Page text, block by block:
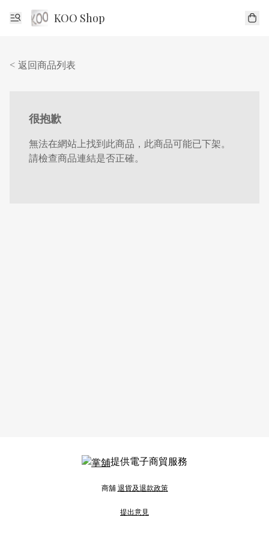
KOO Shop
< 返回商品列表
很抱歉
無法在網站上找到此商品，此商品可能已下架。
請檢查商品連結是否正確。
提供電子商貿服務
商舖退貨及退款政策
提出意見